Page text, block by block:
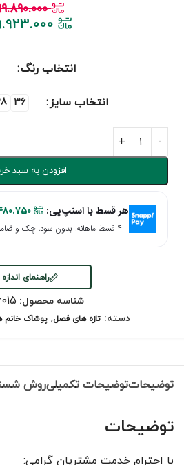
انتخاب رنگ
انتخاب سایز 36
افزودن به سبد
هر قسط با اسنپ‌پی:
۴ قسط ماهانه. بدون سود، چک و ضامن.
راهنمای اندازه
شناسه محصول:
دسته: تازه های فصل, پوشاک خانم
توضیحاتتوضیحات تکمیلیروش
توضیحات
با احترام خدمت مشتریان گرامی: